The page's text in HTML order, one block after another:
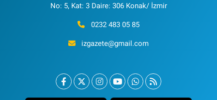
No: 5, Kat: 3 Daire: 306 Konak/ İzmir
0232 483 05 85
izgazete@gmail.com